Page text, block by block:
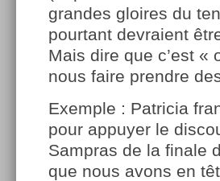
grandes gloires du
pourtant devraient
Mais dire que c’est «
nous faire prendre
Exemple : Patricia
pour appuyer le
Sampras de la finale
que nous avons en